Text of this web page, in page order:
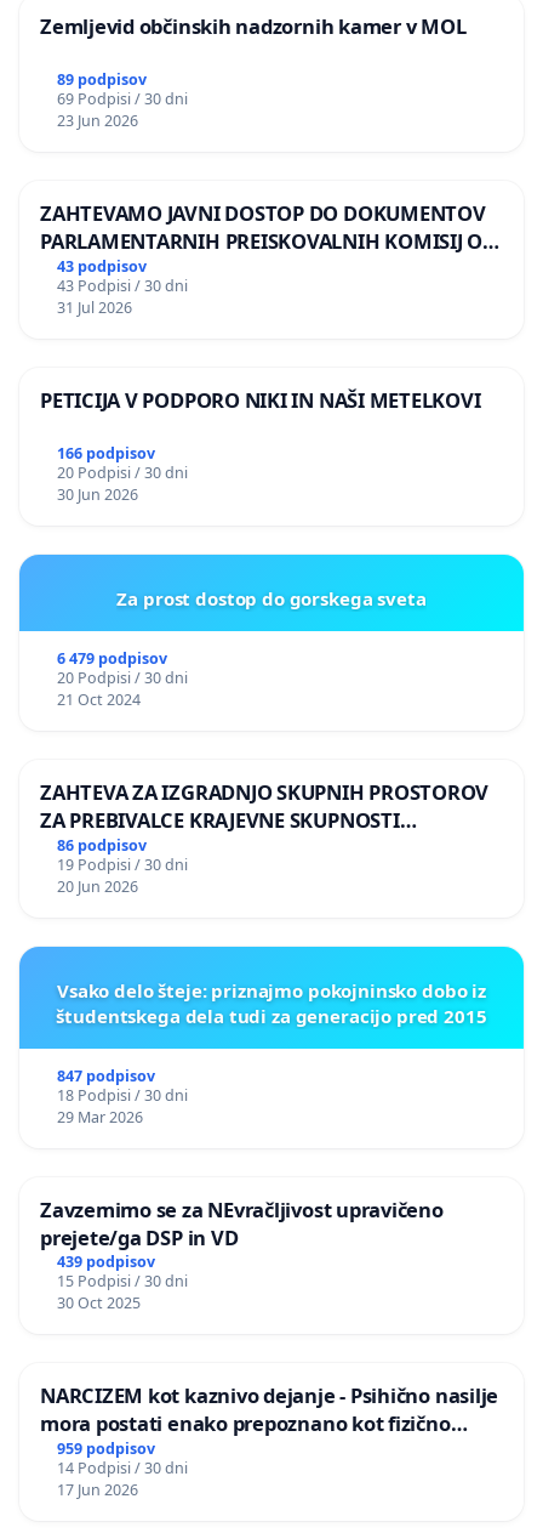
Zemljevid občinskih nadzornih kamer v MOL
89 podpisov
69 Podpisi / 30 dni
23 Jun 2026
ZAHTEVAMO JAVNI DOSTOP DO DOKUMENTOV
PARLAMENTARNIH PREISKOVALNIH KOMISIJ O
ILEGALNI TRGOVINI Z OROŽJEM
43 podpisov
43 Podpisi / 30 dni
31 Jul 2026
PETICIJA V PODPORO NIKI IN NAŠI METELKOVI
166 podpisov
20 Podpisi / 30 dni
30 Jun 2026
Za prost dostop do gorskega sveta
6 479 podpisov
20 Podpisi / 30 dni
21 Oct 2024
ZAHTEVA ZA IZGRADNJO SKUPNIH PROSTOROV
ZA PREBIVALCE KRAJEVNE SKUPNOSTI
PRESTRANEK
86 podpisov
19 Podpisi / 30 dni
20 Jun 2026
Vsako delo šteje: priznajmo pokojninsko dobo iz
študentskega dela tudi za generacijo pred 2015
847 podpisov
18 Podpisi / 30 dni
29 Mar 2026
Zavzemimo se za NEvračljivost upravičeno
prejete/ga DSP in VD
439 podpisov
15 Podpisi / 30 dni
30 Oct 2025
NARCIZEM kot kaznivo dejanje - Psihično nasilje
mora postati enako prepoznano kot fizično
nasilje
959 podpisov
14 Podpisi / 30 dni
17 Jun 2026